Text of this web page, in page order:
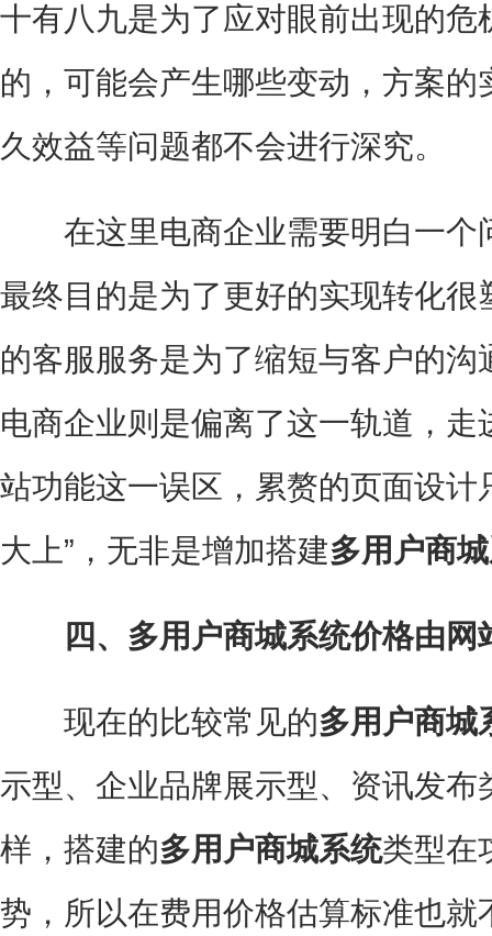
十有八九是为了应对眼前出现的
的，可能会产生哪些变动，方案
久效益等问题都不会进行深究。
在这里电商企业需要明白一个
最终目的是为了更好的实现转化
的客服服务是为了缩短与客户的
电商企业则是偏离了这一轨道，
站功能这一误区，累赘的页面设计
大上”，无非是增加搭建多用户商
四、多用户商城系统价格由网
现在的比较常见的多用户商城
示型、企业品牌展示型、资讯发
样，搭建的多用户商城系统类型在
势，所以在费用价格估算标准也